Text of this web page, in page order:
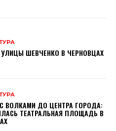
УЛИЦЫ ШЕВЧЕНКО В ЧЕРНОВЦАХ
ВОЛКАМИ ДО ЦЕНТРА ГОРОДА:
ТЕАТРАЛЬНАЯ ПЛОЩАДЬ В